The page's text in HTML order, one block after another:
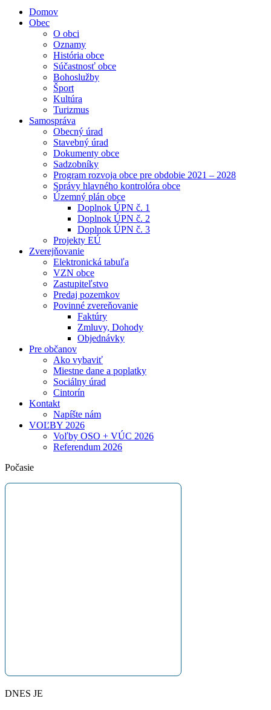
Domov
Obec
O obci
Oznamy
História obce
Súčastnosť obce
Bohoslužby
Šport
Kultúra
Turizmus
Samospráva
Obecný úrad
Stavebný úrad
Dokumenty obce
Sadzobníky
Program rozvoja obce pre obdobie 2021 – 2028
Správy hlavného kontrolóra obce
Územný plán obce
Doplnok ÚPN č. 1
Doplnok ÚPN č. 2
Doplnok ÚPN č. 3
Projekty EÚ
Zverejňovanie
Elektronická tabuľa
VZN obce
Zastupiteľstvo
Predaj pozemkov
Povinné zvereňovanie
Faktúry
Zmluvy, Dohody
Objednávky
Pre občanov
Ako vybaviť
Miestne dane a poplatky
Sociálny úrad
Cintorín
Kontakt
Napíšte nám
VOĽBY 2026
Voľby OSO + VÚC 2026
Referendum 2026
Počasie
DNES JE